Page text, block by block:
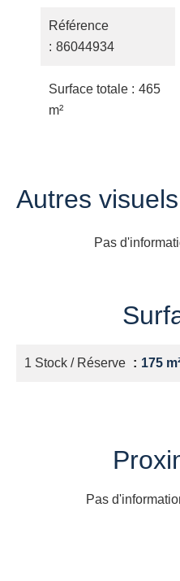
Référence
86044934
Surface totale
465
m²
Autres visuels
Pas
1 Stock / Réserve 175
Pas